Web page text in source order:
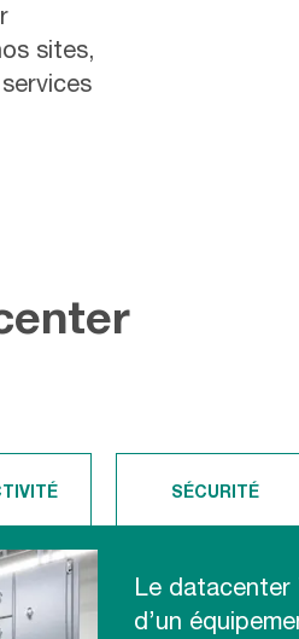
sites,
SÉCURITÉ
Le datacenter
d’un